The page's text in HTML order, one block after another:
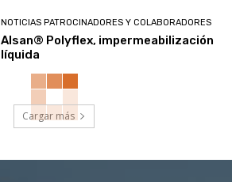
NOTICIAS PATROCINADORES Y COLABORADORES
Alsan® Polyflex, impermeabilización
líquida
Cargar más